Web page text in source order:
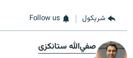
شريکول Follow us
صفي‌الله ستانکزی